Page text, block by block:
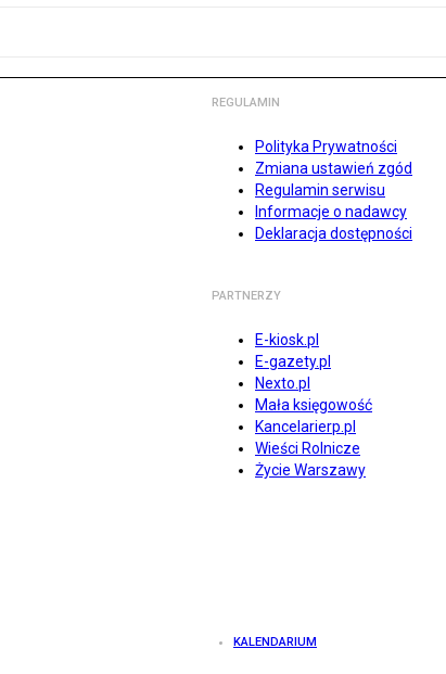
REGULAMIN
Polityka Prywatności
Zmiana ustawień zgód
Regulamin serwisu
Informacje o nadawcy
Deklaracja dostępności
PARTNERZY
E-kiosk.pl
E-gazety.pl
Nexto.pl
Mała księgowość
Kancelarierp.pl
Wieści Rolnicze
Życie Warszawy
KALENDARIUM